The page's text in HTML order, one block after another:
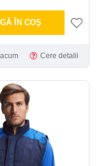
ÎN COŞ
Cere detalii